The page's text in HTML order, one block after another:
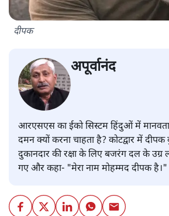
दीपक
अपूर्वानंद
आरएसएस का ईको सिस्टम हिंदुओं में
दमन क्यों करना चाहता है? कोटद्वार में
दुकानदार की रक्षा के लिए बजरंग दल के उग्र
गए और कहा- "मेरा नाम मोहम्मद दीपक है।"